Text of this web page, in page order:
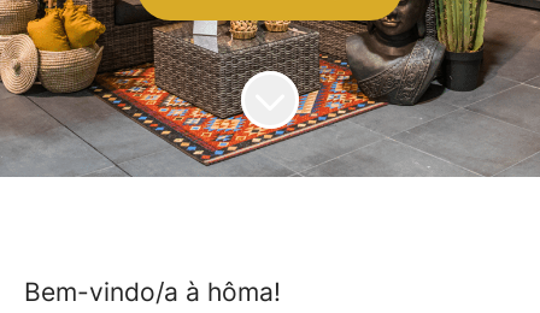
Bem-vindo/a à hôma!